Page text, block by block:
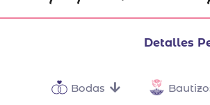
Detalles
Bodas